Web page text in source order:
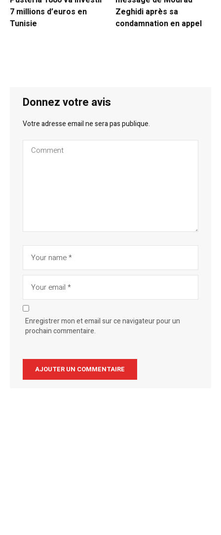
7 millions d’euros en
Tunisie
Zeghidi après sa
condamnation en appel
Donnez votre avis
Votre adresse email ne sera pas publique.
Enregistrer mon et email sur ce navigateur pour un
prochain commentaire.